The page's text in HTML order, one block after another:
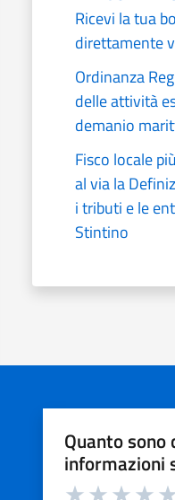
Ricevi la tua
direttamente
Ordinanza
delle attività
demanio
Fisco locale
al via la
i tributi e le
Stintino
Quanto sono
informazioni
Valuta da 1 a 5 stelle